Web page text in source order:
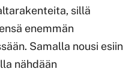
sillä
enemmän
Samalla nousi esiin
nähdään